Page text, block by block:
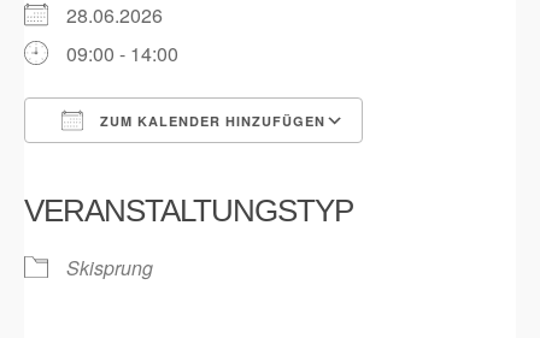
28.06.2026
09:00 - 14:00
ZUM KALENDER HINZUFÜGEN
VERANSTALTUNGSTYP
Skisprung